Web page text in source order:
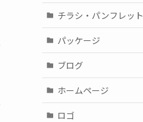
チラシ・パンフレット
パッケージ
ブログ
ホームページ
ロゴ